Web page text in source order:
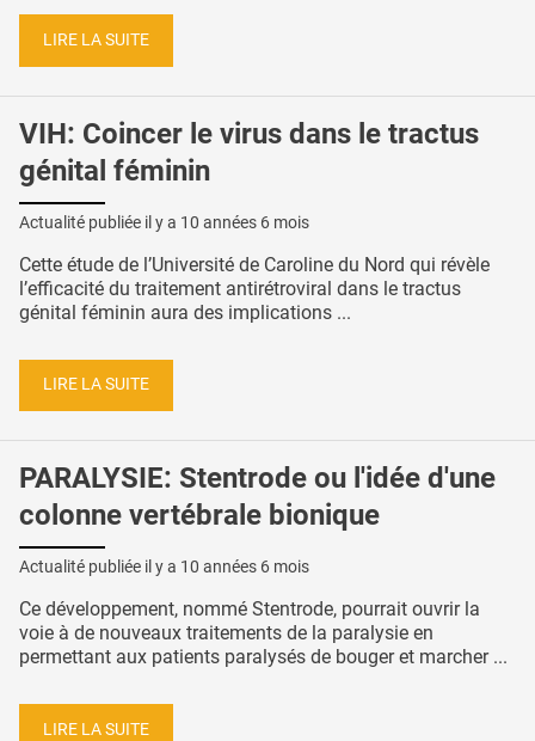
LIRE LA SUITE
VIH: Coincer le virus dans le tractus
génital féminin
Actualité publiée il y a 10 années 6 mois
Cette étude de l’Université de Caroline du Nord qui révèle
l’efficacité du traitement antirétroviral dans le tractus
génital féminin aura des implications ...
LIRE LA SUITE
PARALYSIE: Stentrode ou l'idée d'une
colonne vertébrale bionique
Actualité publiée il y a 10 années 6 mois
Ce développement, nommé Stentrode, pourrait ouvrir la
voie à de nouveaux traitements de la paralysie en
permettant aux patients paralysés de bouger et marcher ...
LIRE LA SUITE